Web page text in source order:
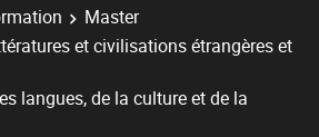
Master
et civilisations étrangères et
langues, de la culture et de la